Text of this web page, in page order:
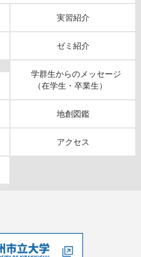
実習紹介
ゼミ紹介
学群生からのメッセージ
（在学生・卒業生）
地創図鑑
アクセス